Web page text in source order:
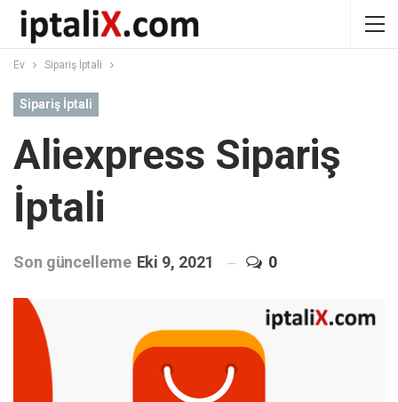
Ev Sipariş İptali
Sipariş İptali
Aliexpress Sipariş
İptali
Son güncelleme Eki 9, 2021 0